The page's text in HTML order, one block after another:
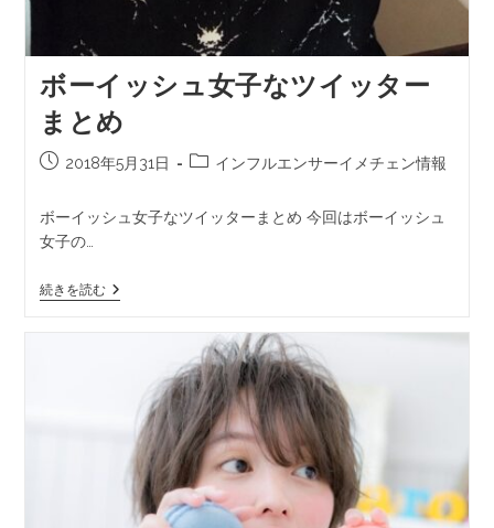
ボーイッシュ女子なツイッター
まとめ
2018年5月31日 インフルエンサーイメチェン情報
ボーイッシュ女子なツイッターまとめ 今回はボーイッシュ
女子の…
続きを読む